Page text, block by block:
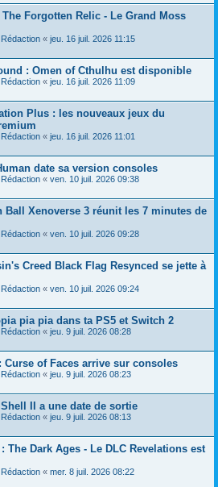
Forgotten Relic - Le Grand Moss
Rédaction « jeu. 16 juil. 2026 11:15
: Omen of Cthulhu est disponible
Rédaction « jeu. 16 juil. 2026 11:09
Plus : les nouveaux jeux du
Rédaction « jeu. 16 juil. 2026 11:01
date sa version consoles
Rédaction « ven. 10 juil. 2026 09:38
Ball Xenoverse 3 réunit les 7 minutes de
Rédaction « ven. 10 juil. 2026 09:28
Creed Black Flag Resynced se jette à
Rédaction « ven. 10 juil. 2026 09:24
pia pia dans ta PS5 et Switch 2
Rédaction « jeu. 9 juil. 2026 08:28
Curse of Faces arrive sur consoles
Rédaction « jeu. 9 juil. 2026 08:23
II a une date de sortie
Rédaction « jeu. 9 juil. 2026 08:13
The Dark Ages - Le DLC Revelations est
Rédaction « mer. 8 juil. 2026 08:22